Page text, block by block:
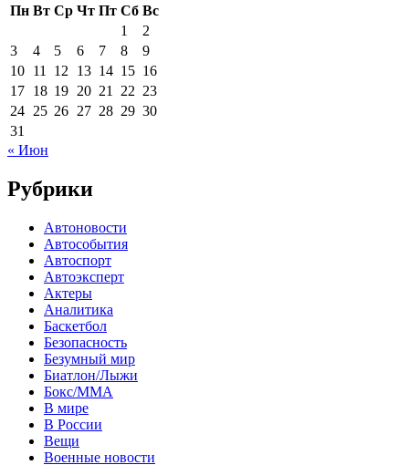
Пн Вт Ср Чт Пт Сб Вс
1
2
3
4 5 6 7 8
9
10 11 12 13 14 15 16
17 18 19 20 21 22 23
24 25 26 27 28 29 30
31
« Июн
Рубрики
Автоновости
Автособытия
Автоспорт
Автоэксперт
Актеры
Аналитика
Баскетбол
Безопасность
Безумный мир
Биатлон/Лыжи
Бокс/MMA
В мире
В России
Вещи
Военные новости